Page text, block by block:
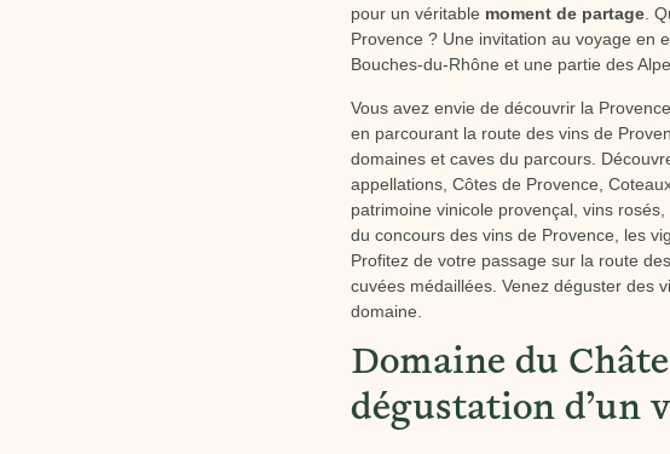
pour un véritable moment de partage.
Provence ? Une invitation au voyage en
Bouches-du-Rhône et une partie des
Vous avez envie de découvrir la
en parcourant la route des vins de
domaines et caves du parcours.
appellations, Côtes de Provence,
patrimoine vinicole provençal, vins
du concours des vins de Provence, les
Profitez de votre passage sur la route
cuvées médaillées. Venez déguster des
domaine.
Domaine du
dégustation d’un